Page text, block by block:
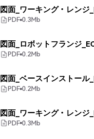
図面_ワーキング・レンジ
PDF 0.3Mb
図面_ロボットフランジ
PDF 0.2Mb
図面_ベースインストール
PDF 0.2Mb
図面_ワーキング・レンジ
PDF 0.3Mb